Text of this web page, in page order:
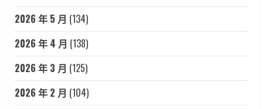
2026 年 5 月 (134)
2026 年 4 月 (138)
2026 年 3 月 (125)
2026 年 2 月 (104)